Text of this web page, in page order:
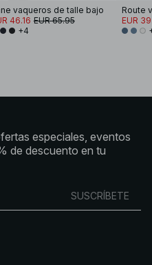
vaqueros de talle bajo
46.16 EUR 65.95
+4
EUR
especiales, eventos
de descuento en tu
SUSCRÍBETE